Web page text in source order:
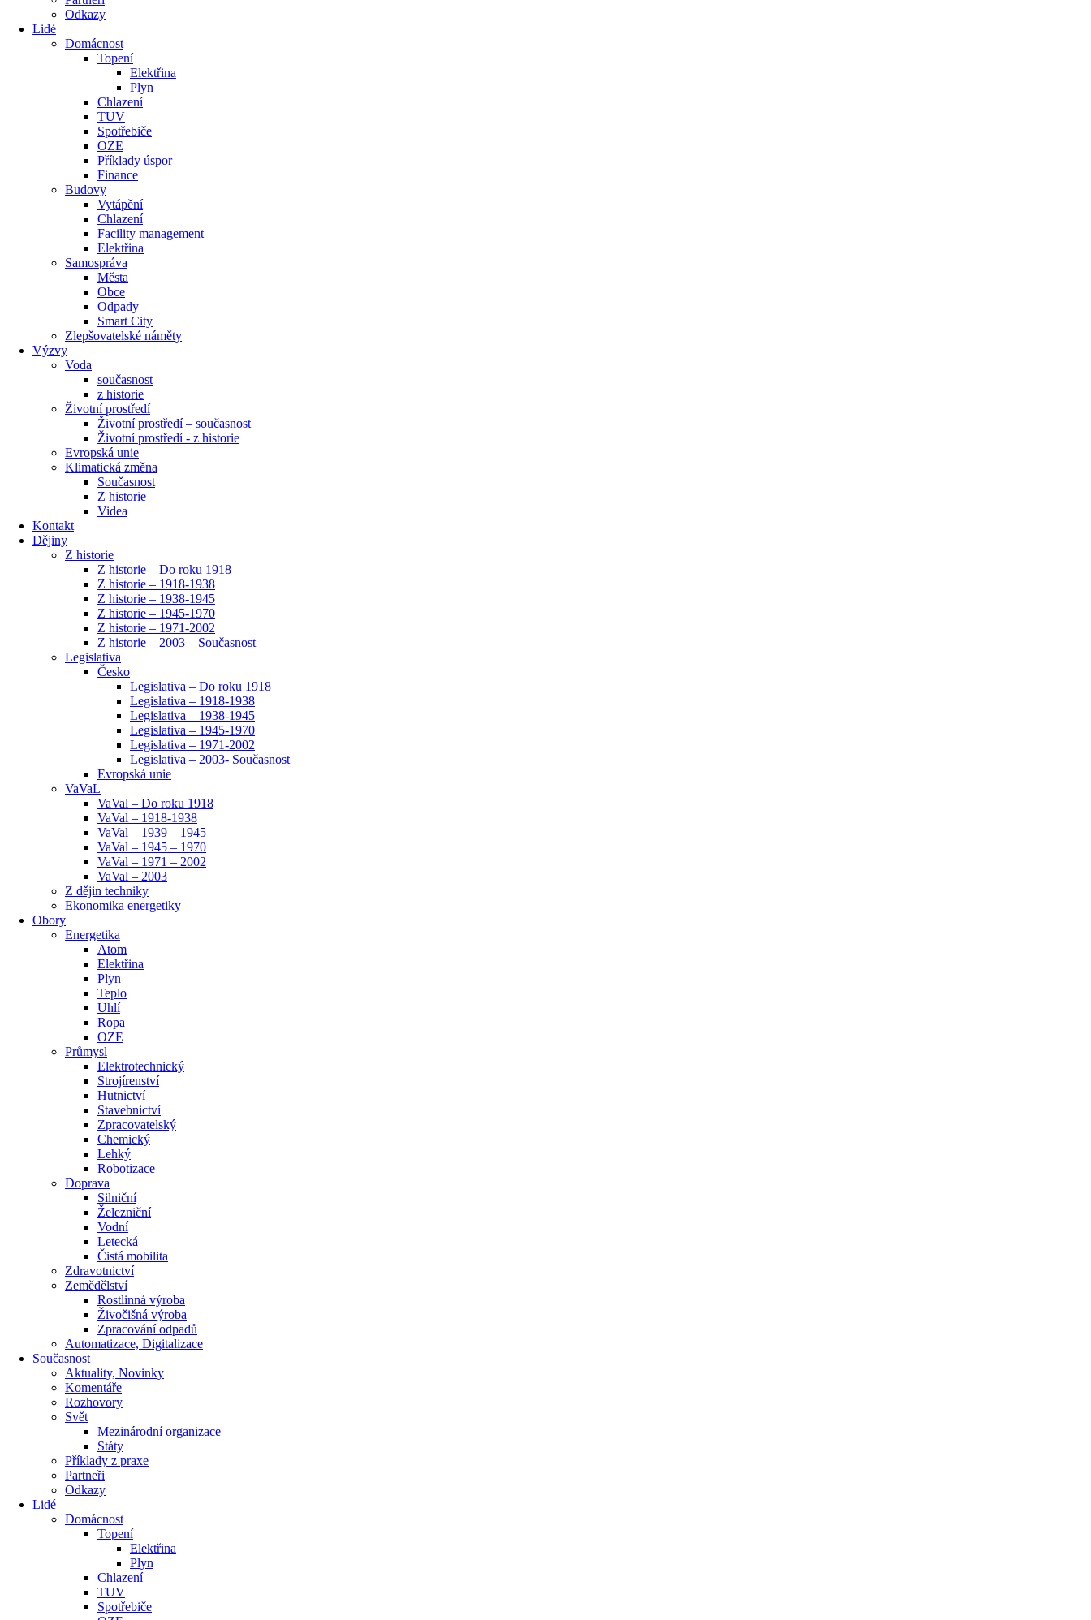
Odkazy
Lidé
Domácnost
Topení
Elektřina
Plyn
Chlazení
TUV
Spotřebiče
OZE
Příklady úspor
Finance
Budovy
Vytápění
Chlazení
Facility management
Elektřina
Samospráva
Města
Obce
Odpady
Smart City
Zlepšovatelské náměty
Výzvy
Voda
současnost
z historie
Životní prostředí
Životní prostředí – současnost
Životní prostředí ​- z historie
Evropská unie
Klimatická změna
Současnost
Z historie
Videa
Kontakt
Dějiny
Z historie
Z historie – Do roku 1918
Z historie – 1918-1938
Z historie – 1938-1945
Z historie – 1945-1970
Z historie – 1971-2002
Z historie – 2003 – Současnost
Legislativa
Česko
Legislativa – Do roku 1918
Legislativa – 1918-1938
Legislativa – 1938-1945
Legislativa – 1945-1970
Legislativa – 1971-2002
Legislativa – 2003- Současnost
Evropská unie
VaVaL
VaVal – Do roku 1918
VaVal – 1918-1938
VaVal – 1939 – 1945
VaVal – 1945 – 1970
VaVal – 1971 – 2002
VaVal – 2003
Z dějin techniky
Ekonomika energetiky
Obory
Energetika
Atom
Elektřina
Plyn
Teplo
Uhlí
Ropa
OZE
Průmysl
Elektrotechnický
Strojírenství
Hutnictví
Stavebnictví
Zpracovatelský
Chemický
Lehký
Robotizace
Doprava
Silniční
Železniční
Vodní
Letecká
Čistá mobilita
Zdravotnictví
Zemědělství
Rostlinná výroba
Živočišná výroba
Zpracování odpadů
Automatizace, Digitalizace
Současnost
Aktuality, Novinky
Komentáře
Rozhovory
Svět
Mezinárodní organizace
Státy
Příklady z praxe
Partneři
Odkazy
Lidé
Domácnost
Topení
Elektřina
Plyn
Chlazení
TUV
Spotřebiče